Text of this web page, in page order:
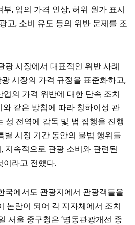
, 임의 가격 인상, 허위 원가 표시
고, 소비 유도 등의 위반 문제를 조
광 시장에서 대표적인 위반 사례
시장의 가격 규정을 표준화하고,
의 가격 위반에 대한 단속 조치
같은 방침에 따라 칭하이성 관
성 전역에 감독 및 법 집행을 진행
별 시정 기간 동안의 불법 행위들
지속적으로 관광 소비와 관련된
이라고 전했다.
국에서도 관광지에서 관광객들을
논란이 되어 각 지자체에서 조치
서울 중구청은 ‘명동관광개선 종